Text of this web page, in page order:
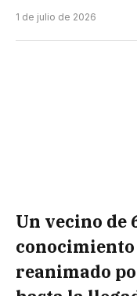
1 de julio de 2026
Un vecino de
reanimado